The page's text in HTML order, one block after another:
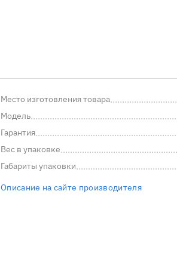
Место изготовления товара
Модель
Гарантия
Вес в упаковке
Габариты упаковки
Описание на сайте производителя